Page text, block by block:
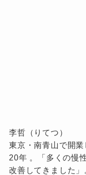
李哲（りてつ）
東京・南青山で開
20年 。「多くの慢
改善してきました